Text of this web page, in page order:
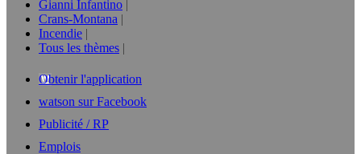
Gianni Infantino
Crans-Montana
Incendie
Tous les thèmes
Obtenir l'application
watson sur Facebook
Publicité / RP
Emplois